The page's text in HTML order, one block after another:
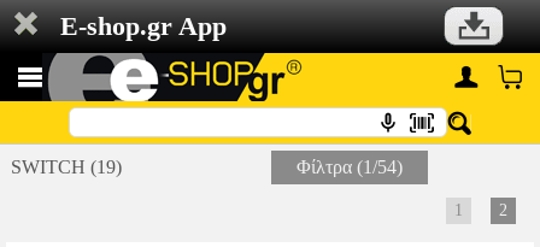
E-shop.gr App
SWITCH (19) Φίλτρα (1/54)
1 2